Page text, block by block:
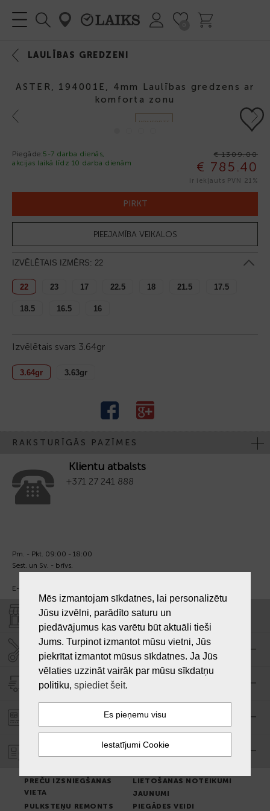
LAULĪBAS GREDZENI
ASTER, 194001E, 4mm Laulības gredzens ar
komforta zonu
Previous
KOMFORTS
Next
Piegāde:5-7 darba dienās,
akcijas laikā līdz 10 darba dienām
€ 1309.00
€ 785.40
ir iekļauts PVN 21%
PIRKT
PIEEJAMĪBA VEIKALOS
IZVĒLĒTAIS IZMĒRS: 22
22 23 17 22.5 18 21.5 17.5
18.5 16.5 16
Izvēlētais svars 3.64gr
3.64gr 3.63gr
RAKSTURĪGĀS PAZĪMES
Klientu atbalsts
+371 27 241 888
Pm. - Pkt. 09:00 - 18:00
Sest. un Sv. - brīvs.
E-pasts:
VEIKALI "LAIKS"
SERVISA CENTRS "LAIKS"
PIEGĀDE
PASŪTĪJUMA APMAKSA
GARANTIJA
PREČU IZSNIEGŠANAS
VIETA
LIETOŠANAS NOTEIKUMI
JAUNUMI
PULKSTEŅU REMONTS
PIEGĀDES VEIDI
Mēs izmantojam sīkdatnes, lai personalizētu
Jūsu izvēlni, parādīto saturu un
piedāvājumus kas varētu būt aktuāli tieši
Jums. Turpinot izmantot mūsu vietni, Jūs
piekrītat izmantot mūsus sīkdatnes. Ja Jūs
vēlaties uzzināt vairāk par mūsu sīkdatņu
politiku, spiediet šeit.